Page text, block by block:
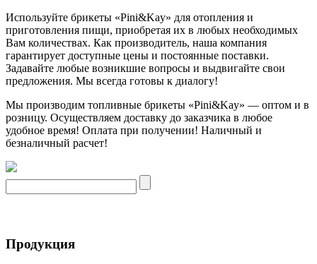
Используйте брикеты «Pini&Kay» для отопления и
приготовления пищи, приобретая их в любых необходимых
Вам количествах. Как производитель, наша компания
гарантирует доступные цены и постоянные поставки.
Задавайте любые возникшие вопросы и выдвигайте свои
предложения. Мы всегда готовы к диалогу!
Мы производим топливные брикеты «Pini&Kay» — оптом и в
розницу. Осуществляем доставку до заказчика в любое
удобное время! Оплата при получении! Наличный и
безналичный расчет!
Продукция